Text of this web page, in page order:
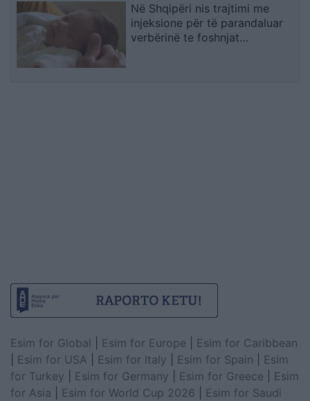
Në Shqipëri nis trajtimi me
injeksione për të parandaluar
verbërinë te foshnjat
Esim for Global Esim for Europe
Esim for Caribbean
Esim for USA Esim for Italy Esim for Spain
Esim
for Turkey
Esim for Germany Esim for Greece
Esim
for Asia
Esim for World Cup 2026
Esim for Saudi